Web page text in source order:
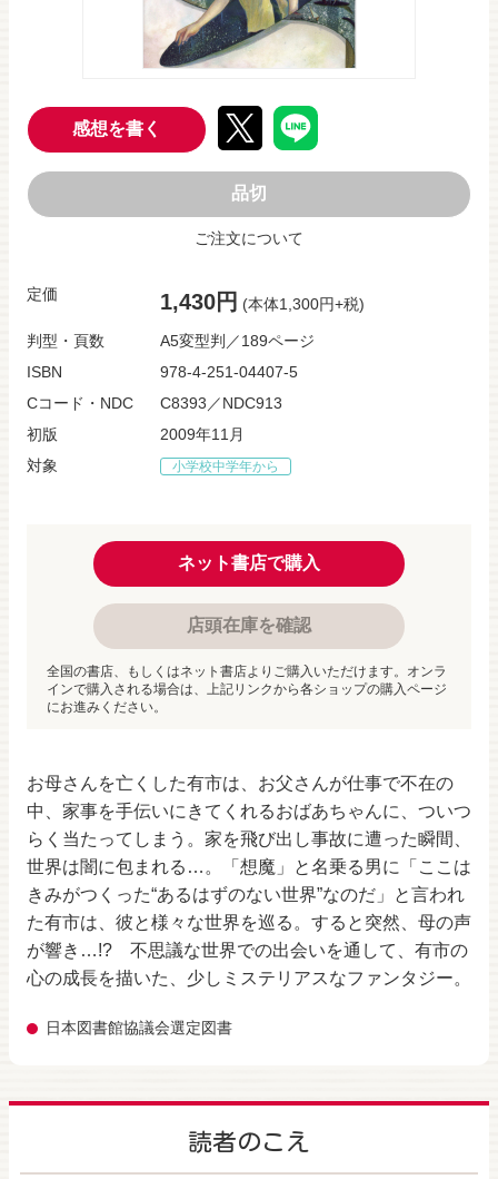
お母さんを亡くした有市は、お父さんが仕事で不在の
中、家事を手伝いにきてくれるおばあちゃんに、ついつ
らく当たってしまう。家を飛び出し事故に遭った瞬間、
世界は闇に包まれる…。「想魔」と名乗る男に「ここは
きみがつくった“あるはずのない世界”なのだ」と言われ
た有市は、彼と様々な世界を巡る。すると突然、母の声
が響き…!? 不思議な世界での出会いを通して、有市の
心の成長を描いた、少しミステリアスなファンタジー。
日本図書館協議会選定図書
感想を書く
品切
ご注文について
定価 1,430円 (本体1,300円+税)
判型・頁数
A5変型判／189ページ
ISBN
978-4-251-04407-5
Cコード・NDC
C8393／NDC913
初版
2009年11月
対象
小学校中学年から
ネット書店で購入
店頭在庫を確認
全国の書店、もしくはネット書店よりご購入いただけます。オンラ
インで購入される場合は、上記リンクから各ショップの購入ページ
にお進みください。
読者のこえ